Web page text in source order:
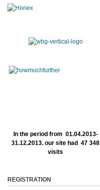
In the period from 01.04.2013-
31.12.2013. our site had 47 348
visits
REGISTRATION